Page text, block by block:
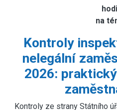
na
Kontroly
nelegální
2026:
Kontroly ze strany Státního